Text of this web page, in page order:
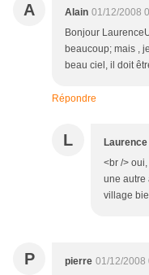
A Alain 01/12/2008
Bonjour
beaucoup; mais ,
beau ciel, il doit
Répondre
L
<br />
une autre
village
P pierre 01/12/2008